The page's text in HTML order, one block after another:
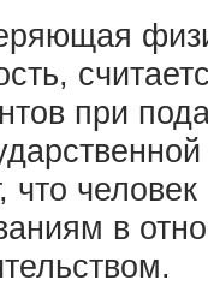
при
человек
в